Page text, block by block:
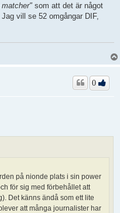
matcher" som att det är något
vill se 52 omgångar DIF,
0
på nionde plats i sin power
för sig med förbehållet att
Det känns ändå som ett lite
att många journalister har